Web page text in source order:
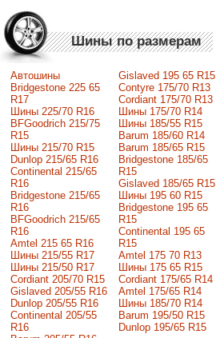
Шины по размерам
Автошины
Bridgestone 225 65
R17
Шины 225/70 R16
BFGoodrich 215/75
R15
Шины 215/70 R15
Dunlop 215/65 R16
Continental 215/65
R16
Bridgestone 215/65
R16
BFGoodrich 215/65
R16
Amtel 215 65 R16
Шины 215/55 R17
Шины 215/50 R17
Сordiant 205/70 R15
Gislaved 205/55 R16
Dunlop 205/55 R16
Continental 205/55
R16
Gislaved 195 65 R15
Contyre 175/70 R13
Cordiant 175/70 R13
Шины 175/70 R14
Шины 185/55 R15
Barum 185/60 R14
Barum 185/65 R15
Bridgestone 185/65
R15
Gislaved 185/65 R15
Шины 195 60 R15
Bridgestone 195 65
R15
Continental 195 65
R15
Amtel 175 70 R13
Шины 175 65 R15
Cordiant 175/65 R14
Amtel 175/65 R14
Шины 185/70 R14
Barum 195/50 R15
Dunlop 195/65 R15